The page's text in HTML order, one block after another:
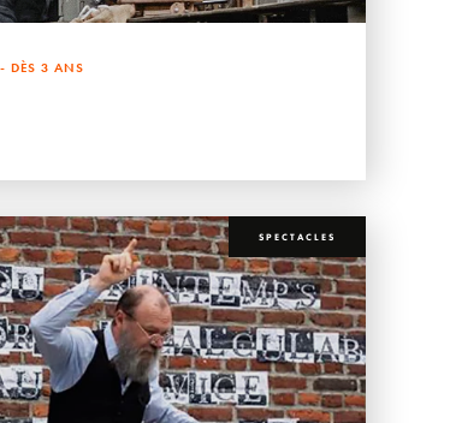
- DÈS 3 ANS
SPECTACLES